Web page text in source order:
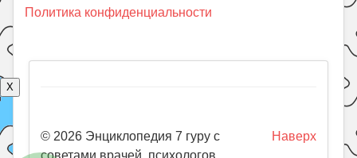
Политика конфиденциальности
X
Наверх
© 2026 Энциклопедия 7 гуру с
советами врачей, психологов,